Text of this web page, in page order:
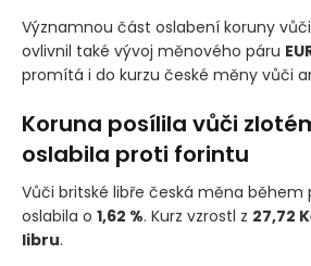
Významnou část oslabení koruny
ovlivnil také vývoj měnového páru
promítá i do kurzu české měny vůči
Koruna posílila vůči
oslabila proti forintu
Vůči britské libře česká měna
oslabila o 1,62 %. Kurz vzrostl z 27,72
libru.